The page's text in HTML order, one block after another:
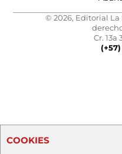
© 2026, Editorial La
Cr. 13a
COOKIES